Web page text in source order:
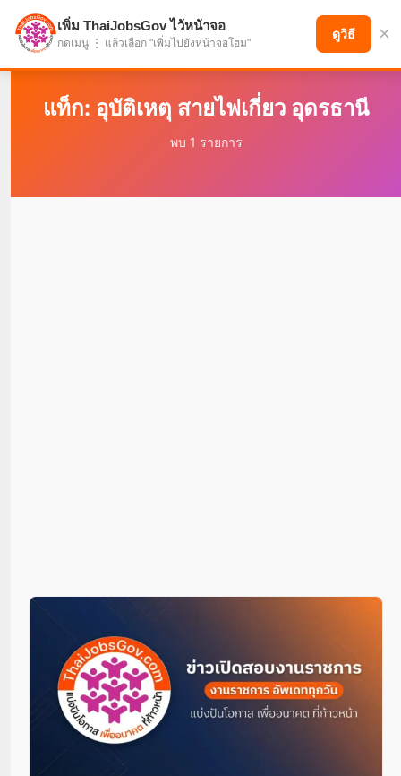
แบ่งปันโอกาส เพื่ออนาคตที่ก้าวหน้า
แท็ก: อุบัติเหตุ สายไฟเกี่ยว อุดรธานี
พบ 1 รายการ
เพิ่ม ThaiJobsGov ไว้หน้าจอ
กดเมนู ⋮ แล้วเลือก "เพิ่มไปยังหน้าจอโฮม"
ดูวิธี ×